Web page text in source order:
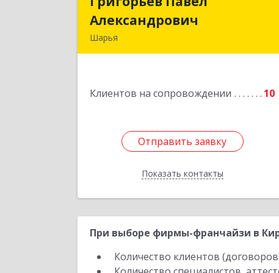
Александрович
Шарья
Клиентов на сопровождении 10
Отправить заявку
Показать контакты
Александрович
Подробнее
Отправить заявку
Назад
При выборе фирмы-франчайзи в
Количество клиентов